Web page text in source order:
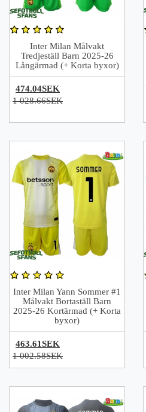
Inter Milan Målvakt
Tredjeställ Barn 2025-26
Långärmad (+ Korta byxor)
474.04SEK
1 028.66SEK
Inter Milan Yann Sommer #1
Målvakt Bortaställ Barn
2025-26 Kortärmad (+ Korta
byxor)
463.61SEK
1 002.58SEK